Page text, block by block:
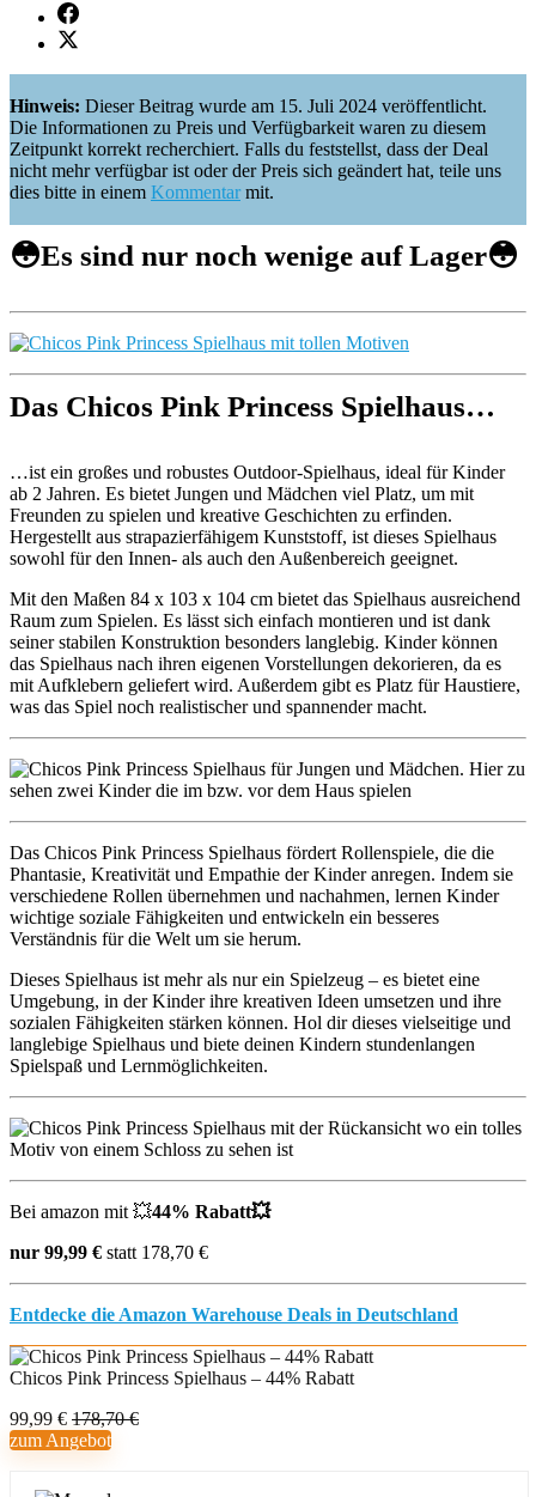
Hinweis: Dieser Beitrag wurde am 15. Juli 2024 veröffentlicht.
Die Informationen zu Preis und Verfügbarkeit waren zu diesem
Zeitpunkt korrekt recherchiert. Falls du feststellst, dass der Deal
nicht mehr verfügbar ist oder der Preis sich geändert hat, teile uns
dies bitte in einem Kommentarmit.
😳Es sind nur noch wenige auf Lager😳
Das Chicos Pink Princess Spielhaus…
…ist ein großes und robustes Outdoor-Spielhaus, ideal für Kinder
ab 2 Jahren. Es bietet Jungen und Mädchen viel Platz, um mit
Freunden zu spielen und kreative Geschichten zu erfinden.
Hergestellt aus strapazierfähigem Kunststoff, ist dieses Spielhaus
sowohl für den Innen- als auch den Außenbereich geeignet.
Mit den Maßen 84 x 103 x 104 cm bietet das Spielhaus ausreichend
Raum zum Spielen. Es lässt sich einfach montieren und ist dank
seiner stabilen Konstruktion besonders langlebig. Kinder können
das Spielhaus nach ihren eigenen Vorstellungen dekorieren, da es
mit Aufklebern geliefert wird. Außerdem gibt es Platz für Haustiere,
was das Spiel noch realistischer und spannender macht.
Das Chicos Pink Princess Spielhaus fördert Rollenspiele, die die
Phantasie, Kreativität und Empathie der Kinder anregen. Indem sie
verschiedene Rollen übernehmen und nachahmen, lernen Kinder
wichtige soziale Fähigkeiten und entwickeln ein besseres
Verständnis für die Welt um sie herum.
Dieses Spielhaus ist mehr als nur ein Spielzeug – es bietet eine
Umgebung, in der Kinder ihre kreativen Ideen umsetzen und ihre
sozialen Fähigkeiten stärken können. Hol dir dieses vielseitige und
langlebige Spielhaus und biete deinen Kindern stundenlangen
Spielspaß und Lernmöglichkeiten.
Bei amazon mit 💥44% Rabatt💥
nur 99,99 € statt 178,70 €
Entdecke die Amazon Warehouse Deals in Deutschland
Chicos Pink Princess Spielhaus – 44% Rabatt
99,99 € 178,70 €
zum Angebot